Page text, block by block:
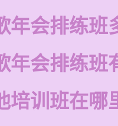
年会排练班
年会排练班
培训班在哪